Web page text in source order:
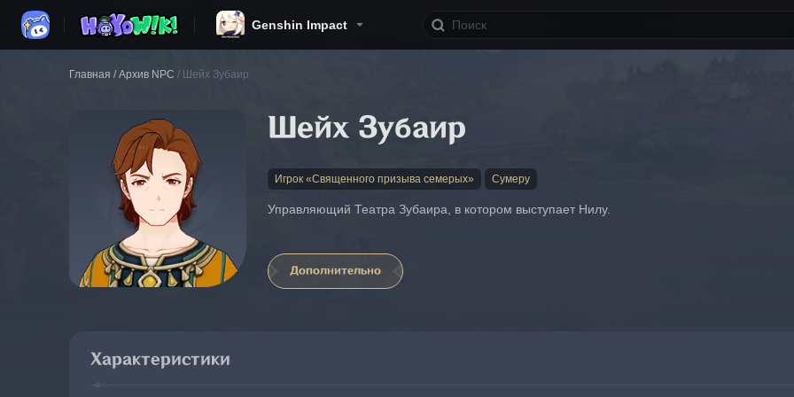
Genshin Impact
Главная / Архив NPC / Шейх Зубаир
Шейх Зубаир
Игрок «Священного призыва семерых» Сумеру
Управляющий Театра Зубаира, в котором выступает Нилу.
Дополнительно
Характеристики